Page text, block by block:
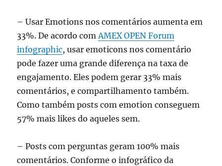
– Usar Emotions nos comentários aumenta em
33%. De acordo comAMEX OPEN Forum
infographic, usar emoticons nos comentário
pode fazer uma grande diferença na taxa de
engajamento. Eles podem gerar 33% mais
comentários, e compartilhamento também.
Como também posts com emotion conseguem
57% mais likes do aqueles sem.
– Posts com perguntas geram 100% mais
comentários. Conforme o infográfico da